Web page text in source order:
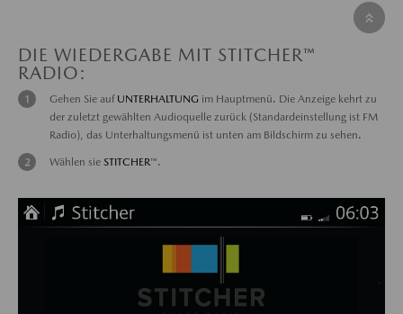
DIE WIEDERGABE MIT STITCHER™
RADIO:
Gehen Sie auf UNTERHALTUNG im Hauptmenü. Die Anzeige kehrt zu
der zuletzt gewählten Audioquelle zurück (Standardeinstellung ist FM
Radio), das Unterhaltungsmenü ist unten am Bildschirm zu sehen.
Wählen sie STITCHER™.